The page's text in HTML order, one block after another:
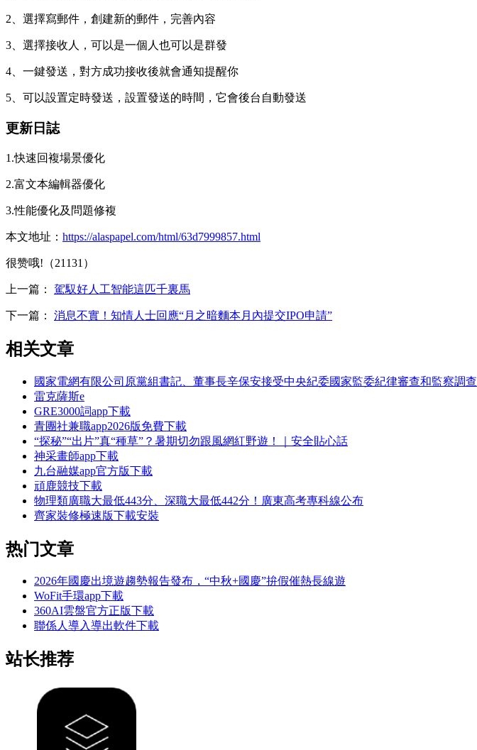
2、選擇寫郵件，創建新的郵件，完善內容
3、選擇接收人，可以是一個人也可以是群發
4、一鍵發送，對方成功接收後就會通知提醒你
5、可以設置定時發送，設置發送的時間，它會後台自動發送
更新日誌
1.快速回複場景優化
2.富文本編輯器優化
3.性能優化及問題修複
本文地址： https://alaspapel.com/html/63d7999857.html
很赞哦!（21131）
上一篇： 駕馭好人工智能這匹千裏馬
下一篇： 消息不實！知情人士回應“月之暗麵本月內提交IPO申請”
相关文章
國家電網有限公司原黨組書記、董事長辛保安接受中央紀委國家監委紀律審查和監察調查
雷克薩斯e
GRE3000詞app下載
青團社兼職app2026版免費下載
“探秘”“出片”真“種草”？暑期切勿跟風網紅野遊！｜安全貼心話
神采畫師app下載
九台融媒app官方版下載
頑鹿競技下載
物理類廣職大最低443分、深職大最低442分！廣東高考專科線公布
齊家裝修極速版下載安裝
热门文章
2026年國慶出境遊趨勢報告發布，“中秋+國慶”拚假催熱長線遊
WoFit手環app下載
360AI雲盤官方正版下載
聯係人導入導出軟件下載
站长推荐